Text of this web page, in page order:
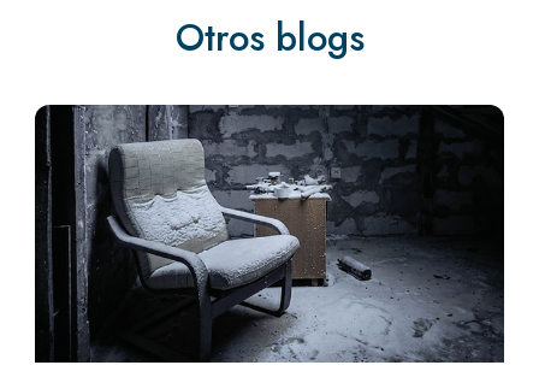
Otros blogs